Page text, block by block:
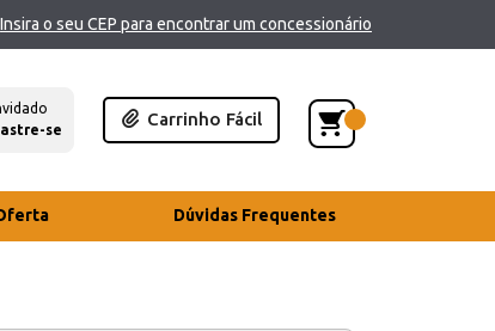
Insira o seu CEP para encontrar um concessionário
se
Carrinho Fácil
Dúvidas Frequentes